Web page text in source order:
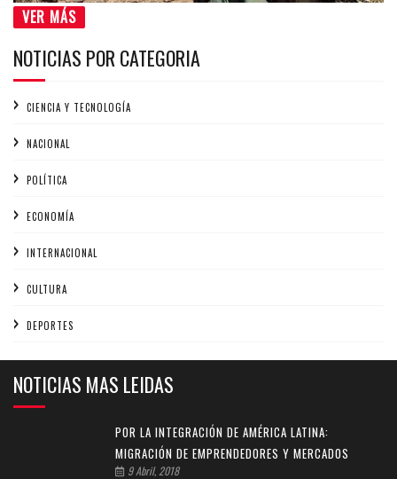
VER MÁS
NOTICIAS POR CATEGORIA
CIENCIA Y TECNOLOGÍA
NACIONAL
POLÍTICA
ECONOMÍA
INTERNACIONAL
CULTURA
DEPORTES
NOTICIAS MAS LEIDAS
POR LA INTEGRACIÓN DE AMÉRICA LATINA:
MIGRACIÓN DE EMPRENDEDORES Y MERCADOS
9 Abril, 2018